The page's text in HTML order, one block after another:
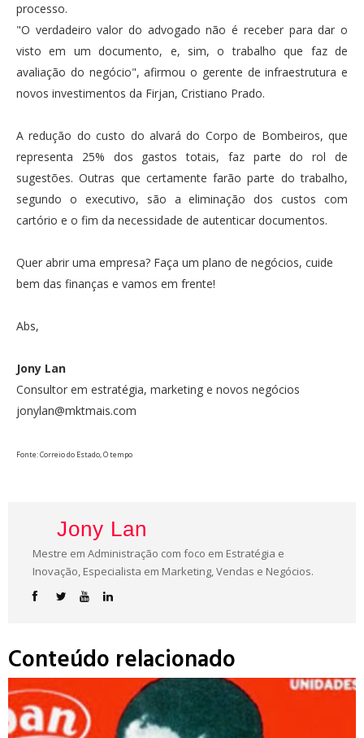
processo.
"O verdadeiro valor do advogado não é receber para dar o
visto em um documento, e, sim, o trabalho que faz de
avaliação do negócio", afirmou o gerente de infraestrutura e
novos investimentos da Firjan, Cristiano Prado.
A redução do custo do alvará do Corpo de Bombeiros, que
representa 25% dos gastos totais, faz parte do rol de
sugestões. Outras que certamente farão parte do trabalho,
segundo o executivo, são a eliminação dos custos com
cartório e o fim da necessidade de autenticar documentos.
Quer abrir uma empresa? Faça um plano de negócios, cuide
bem das finanças e vamos em frente!
Abs,
Jony Lan
Consultor em estratégia, marketing e novos negócios
jonylan@mktmais.com
Fonte: Correio do Estado, O tempo
Jony Lan
Mestre em Administração com foco em Estratégia e
Inovação, Especialista em Marketing, Vendas e Negócios.
Conteúdo relacionado